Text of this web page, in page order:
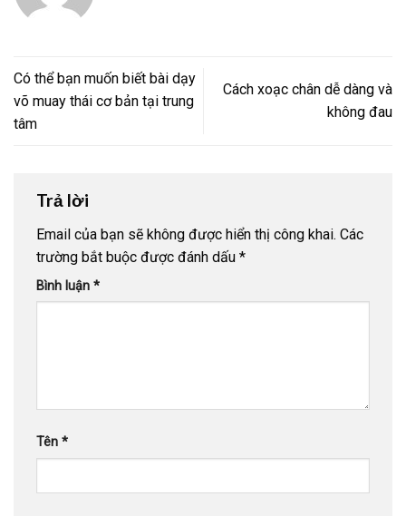
Có thể bạn muốn biết bài dạy
võ muay thái cơ bản tại trung
tâm
Cách xoạc chân dễ dàng và
không đau
Trả lời
Email của bạn sẽ không được hiển thị công khai. Các
trường bắt buộc được đánh dấu *
Bình luận *
Tên *